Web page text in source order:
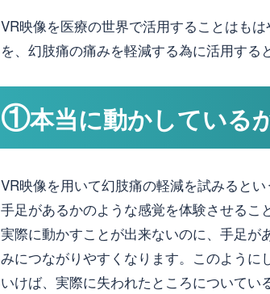
VR映像を医療の世界で活用することはも
を、幻肢痛の痛みを軽減する為に活用する
①本当に動かしている
VR映像を用いて幻肢痛の軽減を試みると
手足があるかのような感覚を体験させるこ
実際に動かすことが出来ないのに、手足
みにつながりやすくなります。このように
いけば、実際に失われたところについてい